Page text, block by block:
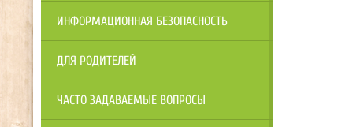
ИНФОРМАЦИОННАЯ БЕЗОПАСНОСТЬ
ДЛЯ РОДИТЕЛЕЙ
ЧАСТО ЗАДАВАЕМЫЕ ВОПРОСЫ